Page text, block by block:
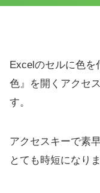
Excelのセルに色を
色』を開くアクセ
す。
アクセスキーで素
とても時短になりま